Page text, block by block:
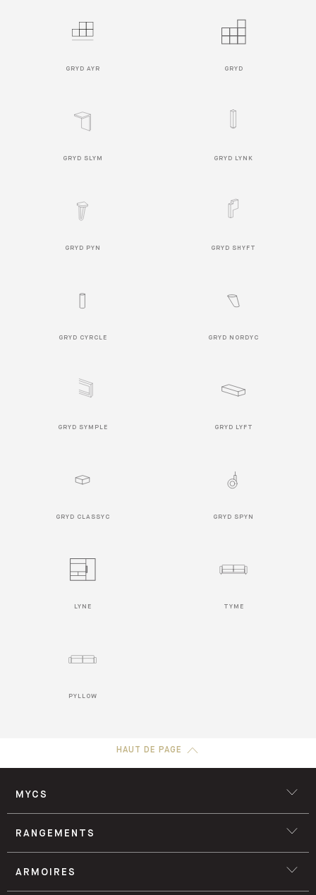
GRYD AYR GRYD
GRYD SLYM GRYD LYNK
GRYD PYN GRYD SHYFT
GRYD CYRCLE GRYD NORDYC
GRYD SYMPLE GRYD LYFT
GRYD CLASSYC GRYD SPYN
LYNE TYME
PYLLOW
HAUT DE PAGE
MYCS
RANGEMENTS
ARMOIRES